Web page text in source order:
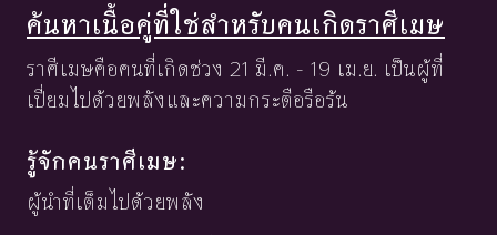
ค้นหาเนื้อคู่ที่ใช่สำหรับคนเกิดราศีเมษ
ราศีเมษคือคนที่เกิดช่วง 21 มี.ค. - 19 เม.ย. เป็นผู้ที่
เปี่ยมไปด้วยพลังและความกระตือรือร้น
รู้จักคนราศีเมษ:
ผู้นำที่เต็มไปด้วยพลัง